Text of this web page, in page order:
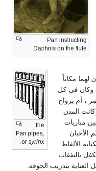
Pan instructing
Daphnis on the flute
the
Pan pipes,
or syrinx
.
لهما مكاناً
وكان في كل
، أم بزواج
المدن
مباريات
الأحيان
الألفاظ
بالنفقات
بتدريب الجوقة.